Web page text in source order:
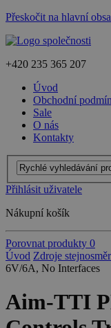
Přeskočit na hlavní
+420 235 365 207
Úvod
Obchodní
Sale
O nás
Kontakty
Přihlásit uživatele
Nákupní košík
Porovnat produkty 0
Úvod Zdroje
6V/6A, No Interfaces
Aim-TTI